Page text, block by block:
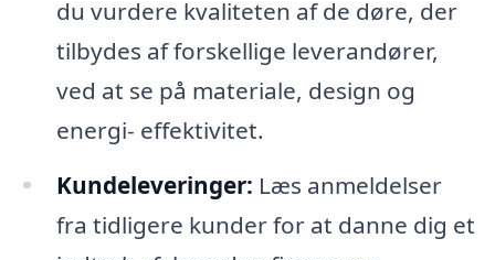
du vurdere kvaliteten af de døre, der
tilbydes af forskellige leverandører,
ved at se på materiale, design og
energi- effektivitet.
Kundeleveringer: Læs anmeldelser
fra tidligere kunder for at danne dig et